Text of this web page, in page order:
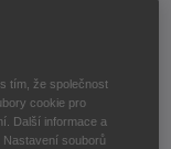
2024
tím, že společnost
cookie pro
Další informace a
souborů